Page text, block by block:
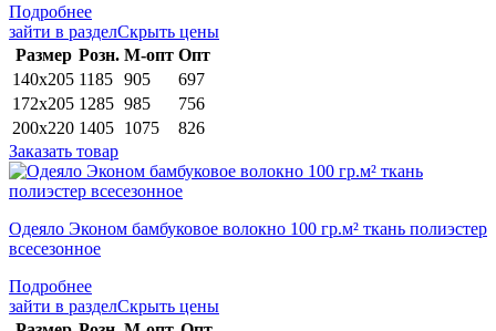
Подробнее
зайти в разделСкрыть цены
Раз­мер Розн. М-опт Опт
140х205 1185 905
697
172х205 1285 985
756
200х220 1405 1075
826
Заказать товар
Одеяло Эконом бамбуковое волокно 100 гр.м² ткань полиэстер
всесезонное
Подробнее
зайти в разделСкрыть цены